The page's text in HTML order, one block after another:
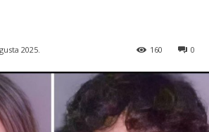
2025. 0
160